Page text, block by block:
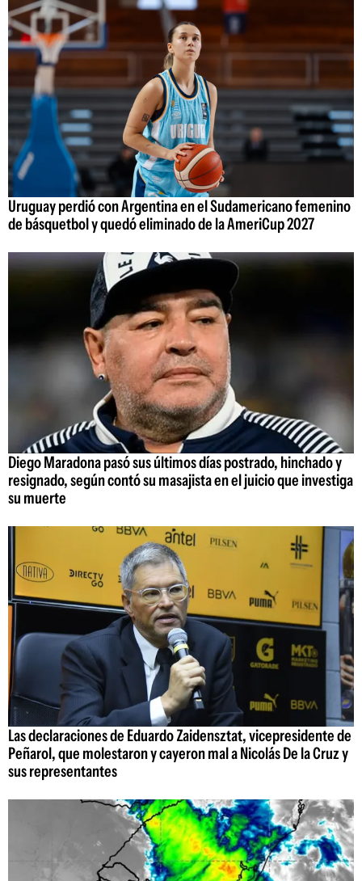
Uruguay perdió con Argentina en el Sudamericano femenino
de básquetbol y quedó eliminado de la AmeriCup 2027
Diego Maradona pasó sus últimos días postrado, hinchado y
resignado, según contó su masajista en el juicio que investiga
su muerte
Las declaraciones de Eduardo Zaidensztat, vicepresidente de
Peñarol, que molestaron y cayeron mal a Nicolás De la Cruz y
sus representantes